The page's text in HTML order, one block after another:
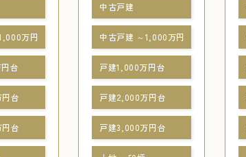
万円
台
台
台
中古戸建
中古戸建 ～1,000万円
戸建1,000万円台
戸建2,000万円台
戸建3,000万円台